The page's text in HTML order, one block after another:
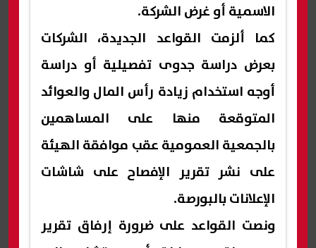
الاسمية أو غرض الشركة.
كما ألزمت القواعد الجديدة، الشركات
بعرض دراسة جدوى تفصيلية أو دراسة
أوجه استخدام زيادة رأس المال والعوائد
المتوقعة منها على المساهمين
بالجمعية العمومية عقب موافقة الهيئة
على نشر تقرير الإفصاح على شاشات
الإعلانات بالبورصة.
ونصت القواعد على ضرورة إرفاق تقرير